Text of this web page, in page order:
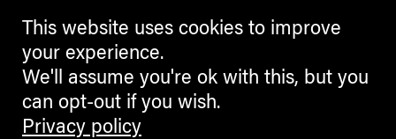
This website uses cookies to improve
your experience.
We'll assume you're ok with this, but you
can opt-out if you wish.
Privacy policy